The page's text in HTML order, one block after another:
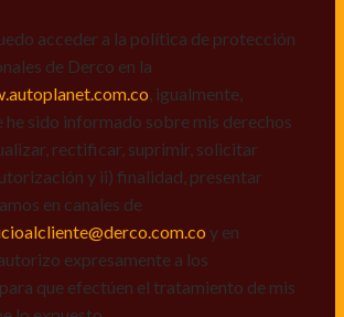
que efectúen el tratamiento de mis
lo expuesto.
acceder a la política de protección
de Derco en la
, igualmente,
he sido informado sobre mis derechos
rectificar, suprimir, solicitar
y ii) finalidad, presentar
en canales de
y en
expresamente a los
que efectúen el tratamiento de mis